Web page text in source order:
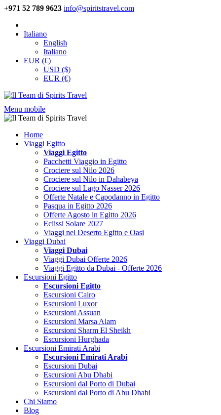
+971 52 789 9623 info@spiritstravel.com
Italiano
English
Italiano
EUR (€)
USD ($)
EUR (€)
Menu mobile
Home
Viaggi Egitto
Viaggi Egitto
Pacchetti Viaggio in Egitto
Crociere sul Nilo 2026
Crociere sul Nilo in Dahabeya
Crociere sul Lago Nasser 2026
Offerte Natale e Capodanno in Egitto
Pasqua in Egitto 2026
Offerte Agosto in Egitto 2026
Eclissi Solare 2027
Viaggi nel Deserto Egitto e Oasi
Viaggi Dubai
Viaggi Dubai
Viaggi Dubai Offerte 2026
Viaggi Egitto da Dubai - Offerte 2026
Escursioni Egitto
Escursioni Egitto
Escursioni Cairo
Escursioni Luxor
Escursioni Assuan
Escursioni Marsa Alam
Escursioni Sharm El Sheikh
Escursioni Hurghada
Escursioni Emirati Arabi
Escursioni Emirati Arabi
Escursioni Dubai
Escursioni Abu Dhabi
Escursioni dal Porto di Dubai
Escursioni dal Porto di Abu Dhabi
Chi Siamo
Blog